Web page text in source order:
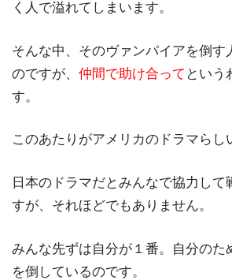
く人で溢れてしまいます。
そんな中、そのヴァンパイアを倒す
のですが、 仲間で助け合って という
す。
このあたりがアメリカのドラマらし
日本のドラマだとみんなで協力して
すが、それほどでもありません。
みんな先ずは自分が１番。自分のた
を倒しているのです。